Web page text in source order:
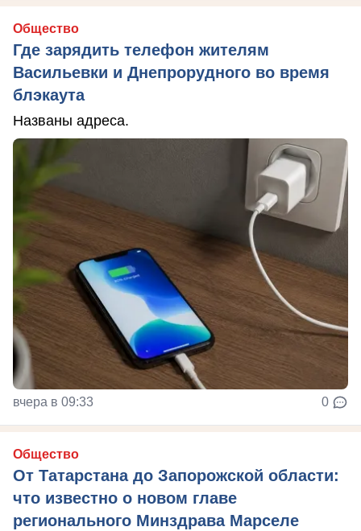
Общество
Где зарядить телефон жителям
Васильевки и Днепрорудного во время
блэкаута
Названы адреса.
вчера в 09:33 0
Общество
От Татарстана до Запорожской области:
что известно о новом главе
регионального Минздрава Марселе